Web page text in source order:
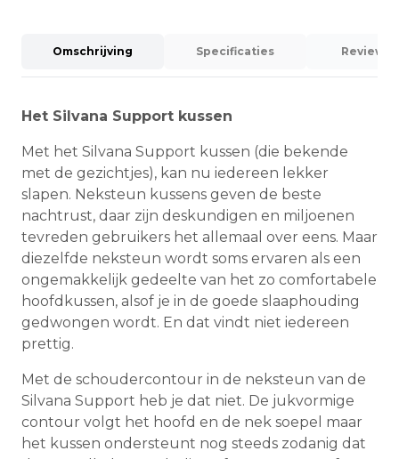
Omschrijving Specificaties Reviews
Het Silvana Support kussen
Met het Silvana Support kussen (die bekende
met de gezichtjes), kan nu iedereen lekker
slapen. Neksteun kussens geven de beste
nachtrust, daar zijn deskundigen en miljoenen
tevreden gebruikers het allemaal over eens. Maar
diezelfde neksteun wordt soms ervaren als een
ongemakkelijk gedeelte van het zo comfortabele
hoofdkussen, alsof je in de goede slaaphouding
gedwongen wordt. En dat vindt niet iedereen
prettig.
Met de schoudercontour in de neksteun van de
Silvana Support heb je dat niet. De jukvormige
contour volgt het hoofd en de nek soepel maar
het kussen ondersteunt nog steeds zodanig dat